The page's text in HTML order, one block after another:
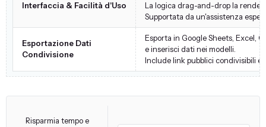
Interfaccia & Facilità d'Uso
La logica drag-and-drop la rende
Supportata da un'assistenza
Esportazione Dati
Condivisione
Esporta in Google Sheets, Excel,
e inserisci dati nei modelli.
Include link pubblici condivisibili e
Risparmia tempo e